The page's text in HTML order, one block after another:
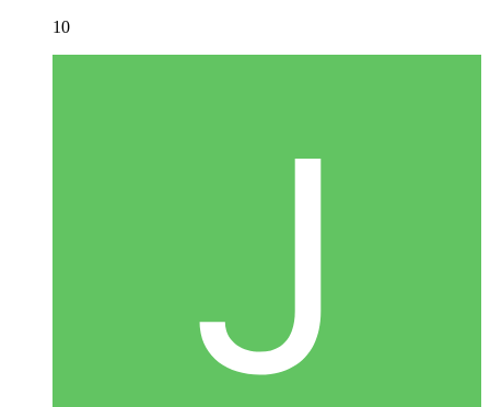
10